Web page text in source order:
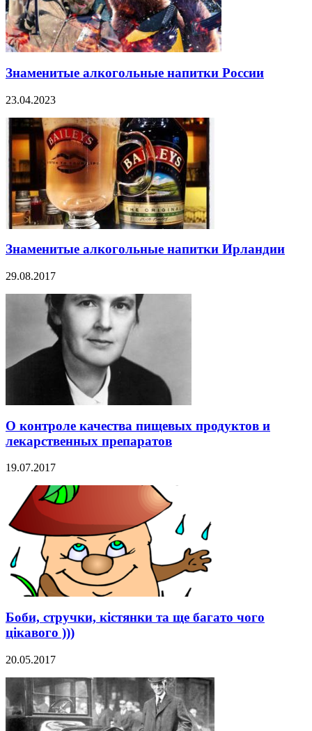
Знаменитые алкогольные напитки России
23.04.2023
Знаменитые алкогольные напитки Ирландии
29.08.2017
О контроле качества пищевых продуктов и
лекарственных препаратов
19.07.2017
Боби, стручки, кістянки та ще багато чого
цікавого )))
20.05.2017